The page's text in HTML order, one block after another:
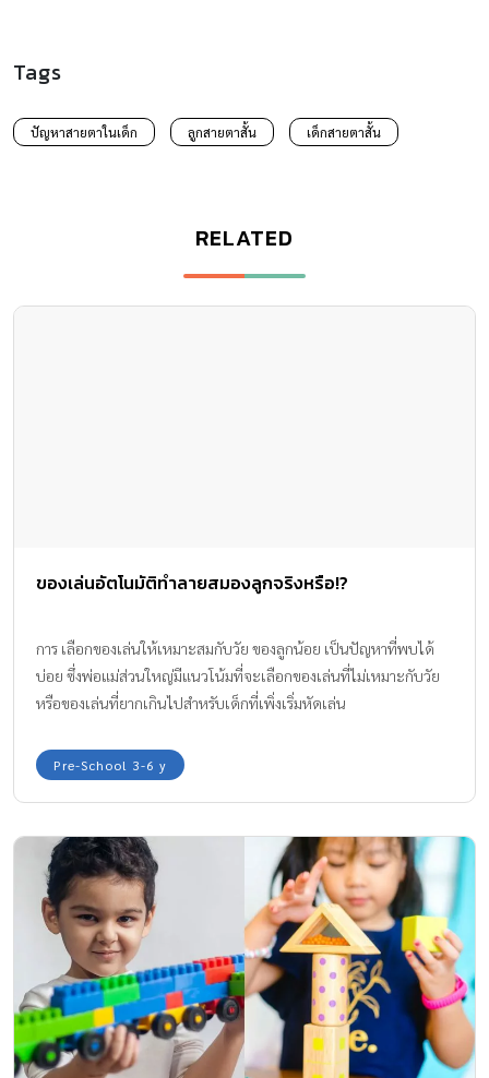
Tags
ปัญหาสายตาในเด็ก ลูกสายตาสั้น เด็กสายตาสั้น
RELATED
ของเล่นอัตโนมัติทำลายสมองลูกจริงหรือ!?
การ เลือกของเล่นให้เหมาะสมกับวัย ของลูกน้อย เป็นปัญหาที่พบได้
บ่อย ซึ่งพ่อแม่ส่วนใหญ่มีแนวโน้มที่จะเลือกของเล่นที่ไม่เหมาะกับวัย
หรือของเล่นที่ยากเกินไปสำหรับเด็กที่เพิ่งเริ่มหัดเล่น
Pre-School 3-6 y